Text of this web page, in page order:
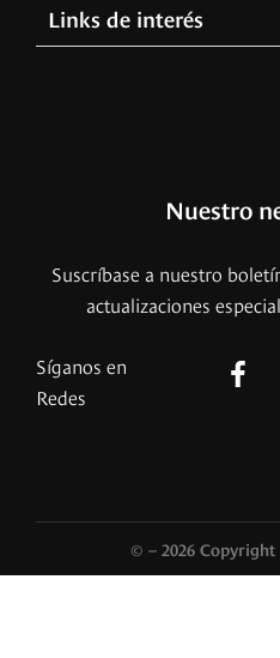
Links de interés
Nuestro
Suscríbase a nuestro
actualizaciones
Síganos en
Redes
© – 2026